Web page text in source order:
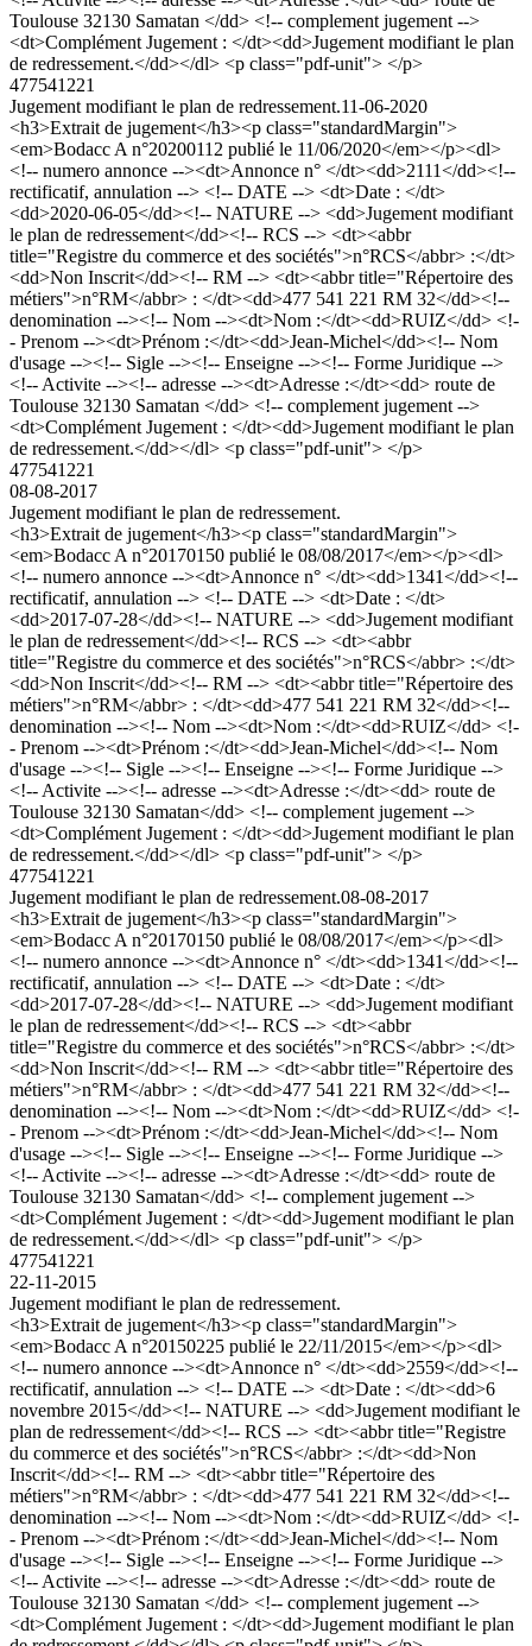
Toulouse 32130 Samatan </dd> <!-- complement jugement -->
<dt>Complément Jugement : </dt><dd>Jugement modifiant le plan
de redressement.</dd></dl> <p class="pdf-unit"> </p>
477541221
Jugement modifiant le plan de redressement.11-06-2020
<h3>Extrait de jugement</h3><p class="standardMargin">
<em>Bodacc A n°20200112 publié le 11/06/2020</em></p><dl>
<!-- numero annonce --><dt>Annonce n° </dt><dd>2111</dd><!--
rectificatif, annulation --> <!-- DATE --> <dt>Date : </dt>
<dd>2020-06-05</dd><!-- NATURE --> <dd>Jugement modifiant
le plan de redressement</dd><!-- RCS --> <dt><abbr
title="Registre du commerce et des sociétés">n°RCS</abbr> :</dt>
<dd>Non Inscrit</dd><!-- RM --> <dt><abbr title="Répertoire des
métiers">n°RM</abbr> : </dt><dd>477 541 221 RM 32</dd><!--
denomination --><!-- Nom --><dt>Nom :</dt><dd>RUIZ</dd> <!-
- Prenom --><dt>Prénom :</dt><dd>Jean-Michel</dd><!-- Nom
d'usage --><!-- Sigle --><!-- Enseigne --><!-- Forme Juridique -->
<!-- Activite --><!-- adresse --><dt>Adresse :</dt><dd> route de
Toulouse 32130 Samatan </dd> <!-- complement jugement -->
<dt>Complément Jugement : </dt><dd>Jugement modifiant le plan
de redressement.</dd></dl> <p class="pdf-unit"> </p>
477541221
08-08-2017
Jugement modifiant le plan de redressement.
<h3>Extrait de jugement</h3><p class="standardMargin">
<em>Bodacc A n°20170150 publié le 08/08/2017</em></p><dl>
<!-- numero annonce --><dt>Annonce n° </dt><dd>1341</dd><!--
rectificatif, annulation --> <!-- DATE --> <dt>Date : </dt>
<dd>2017-07-28</dd><!-- NATURE --> <dd>Jugement modifiant
le plan de redressement</dd><!-- RCS --> <dt><abbr
title="Registre du commerce et des sociétés">n°RCS</abbr> :</dt>
<dd>Non Inscrit</dd><!-- RM --> <dt><abbr title="Répertoire des
métiers">n°RM</abbr> : </dt><dd>477 541 221 RM 32</dd><!--
denomination --><!-- Nom --><dt>Nom :</dt><dd>RUIZ</dd> <!-
- Prenom --><dt>Prénom :</dt><dd>Jean-Michel</dd><!-- Nom
d'usage --><!-- Sigle --><!-- Enseigne --><!-- Forme Juridique -->
<!-- Activite --><!-- adresse --><dt>Adresse :</dt><dd> route de
Toulouse 32130 Samatan</dd> <!-- complement jugement -->
<dt>Complément Jugement : </dt><dd>Jugement modifiant le plan
de redressement.</dd></dl> <p class="pdf-unit"> </p>
477541221
Jugement modifiant le plan de redressement.08-08-2017
<h3>Extrait de jugement</h3><p class="standardMargin">
<em>Bodacc A n°20170150 publié le 08/08/2017</em></p><dl>
<!-- numero annonce --><dt>Annonce n° </dt><dd>1341</dd><!--
rectificatif, annulation --> <!-- DATE --> <dt>Date : </dt>
<dd>2017-07-28</dd><!-- NATURE --> <dd>Jugement modifiant
le plan de redressement</dd><!-- RCS --> <dt><abbr
title="Registre du commerce et des sociétés">n°RCS</abbr> :</dt>
<dd>Non Inscrit</dd><!-- RM --> <dt><abbr title="Répertoire des
métiers">n°RM</abbr> : </dt><dd>477 541 221 RM 32</dd><!--
denomination --><!-- Nom --><dt>Nom :</dt><dd>RUIZ</dd> <!-
- Prenom --><dt>Prénom :</dt><dd>Jean-Michel</dd><!-- Nom
d'usage --><!-- Sigle --><!-- Enseigne --><!-- Forme Juridique -->
<!-- Activite --><!-- adresse --><dt>Adresse :</dt><dd> route de
Toulouse 32130 Samatan</dd> <!-- complement jugement -->
<dt>Complément Jugement : </dt><dd>Jugement modifiant le plan
de redressement.</dd></dl> <p class="pdf-unit"> </p>
477541221
22-11-2015
Jugement modifiant le plan de redressement.
<h3>Extrait de jugement</h3><p class="standardMargin">
<em>Bodacc A n°20150225 publié le 22/11/2015</em></p><dl>
<!-- numero annonce --><dt>Annonce n° </dt><dd>2559</dd><!--
rectificatif, annulation --> <!-- DATE --> <dt>Date : </dt><dd>6
novembre 2015</dd><!-- NATURE --> <dd>Jugement modifiant le
plan de redressement</dd><!-- RCS --> <dt><abbr title="Registre
du commerce et des sociétés">n°RCS</abbr> :</dt><dd>Non
Inscrit</dd><!-- RM --> <dt><abbr title="Répertoire des
métiers">n°RM</abbr> : </dt><dd>477 541 221 RM 32</dd><!--
denomination --><!-- Nom --><dt>Nom :</dt><dd>RUIZ</dd> <!-
- Prenom --><dt>Prénom :</dt><dd>Jean-Michel</dd><!-- Nom
d'usage --><!-- Sigle --><!-- Enseigne --><!-- Forme Juridique -->
<!-- Activite --><!-- adresse --><dt>Adresse :</dt><dd> route de
Toulouse 32130 Samatan </dd> <!-- complement jugement -->
<dt>Complément Jugement : </dt><dd>Jugement modifiant le plan